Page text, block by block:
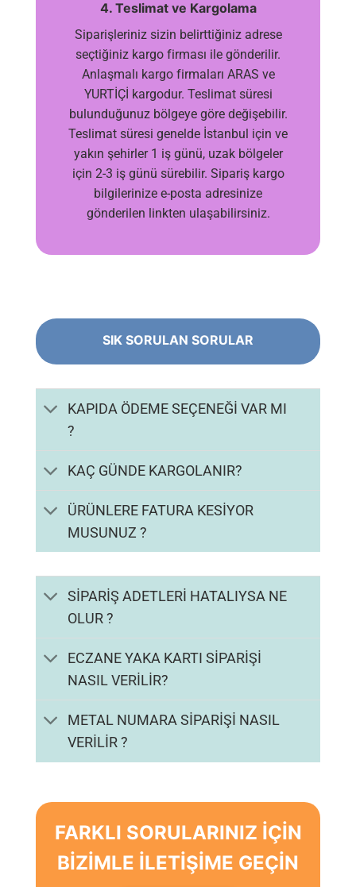
4. Teslimat ve Kargolama
Siparişleriniz sizin belirttiğiniz adrese
seçtiğiniz kargo firması ile gönderilir.
Anlaşmalı kargo firmaları ARAS ve
YURTİÇİ kargodur. Teslimat süresi
bulunduğunuz bölgeye göre değişebilir.
Teslimat süresi genelde İstanbul için ve
yakın şehirler 1 iş günü, uzak bölgeler
için 2-3 iş günü sürebilir. Sipariş kargo
bilgilerinize e-posta adresinize
gönderilen linkten ulaşabilirsiniz.
SIK SORULAN SORULAR
KAPIDA ÖDEME SEÇENEĞİ VAR MI
?
KAÇ GÜNDE KARGOLANIR?
ÜRÜNLERE FATURA KESİYOR
MUSUNUZ ?
SİPARİŞ ADETLERİ HATALIYSA NE
OLUR ?
ECZANE YAKA KARTI SİPARİŞİ
NASIL VERİLİR?
METAL NUMARA SİPARİŞİ NASIL
VERİLİR ?
FARKLI SORULARINIZ İÇİN
BİZİMLE İLETİŞİME GEÇİN